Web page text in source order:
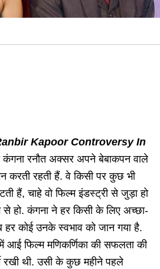
Kapoor Controversy In
कंगना रनौत अक्सर अपने बेबाकपन वाले
करती रहती हैं. वे किसी पर कुछ भी
हैं, चाहे वो फिल्म इंडस्ट्री से जुड़ा हो
हो. कंगना ने हर किसी के लिए अच्छा-
हर कोई उनके स्वभाव को जान गया है.
आई फिल्म मणिकर्णिका की सफलता की
रखी थी. उसी के कुछ महीने पहले